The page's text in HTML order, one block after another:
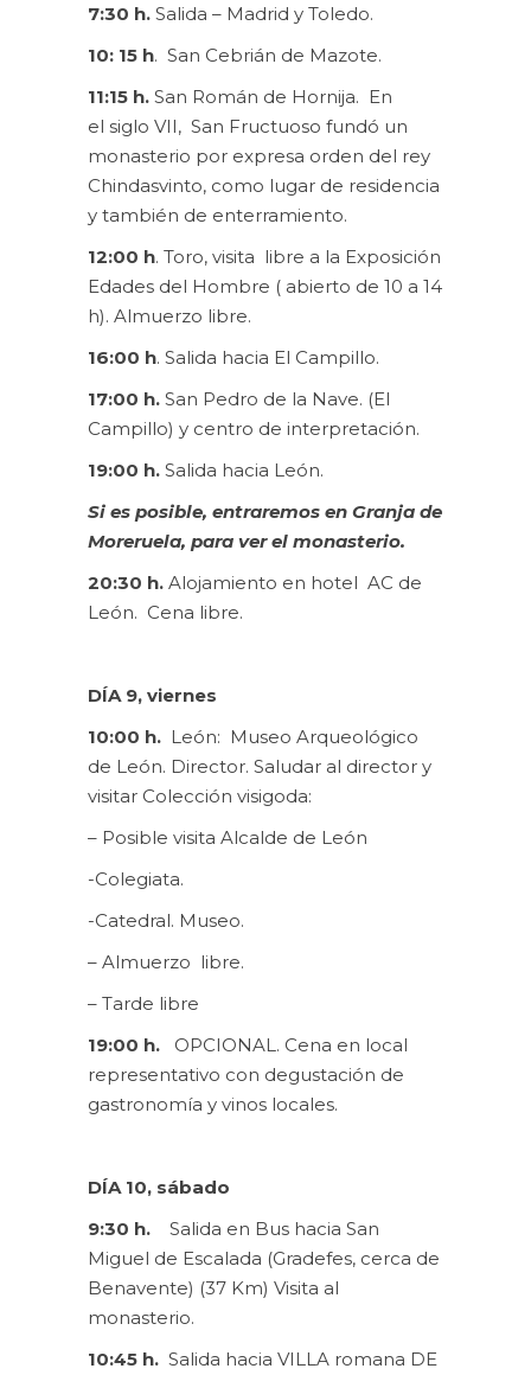
7:30 h. Salida – Madrid y Toledo.
10: 15 h. San Cebrián de Mazote.
11:15 h. San Román de Hornija. En
el siglo VII, San Fructuoso fundó un
monasterio por expresa orden del rey
Chindasvinto, como lugar de residencia
y también de enterramiento.
12:00 h. Toro, visita libre a la Exposición
Edades del Hombre ( abierto de 10 a 14
h). Almuerzo libre.
16:00 h. Salida hacia El Campillo.
17:00 h. San Pedro de la Nave. (El
Campillo) y centro de interpretación.
19:00 h. Salida hacia León.
Si es posible, entraremos en Granja de
Moreruela, para ver el monasterio.
20:30 h. Alojamiento en hotel AC de
León. Cena libre.
DÍA 9, viernes
10:00 h. León: Museo Arqueológico
de León. Director. Saludar al director y
visitar Colección visigoda:
– Posible visita Alcalde de León
-Colegiata.
-Catedral. Museo.
– Almuerzo libre.
– Tarde libre
19:00 h. OPCIONAL. Cena en local
representativo con degustación de
gastronomía y vinos locales.
DÍA 10, sábado
9:30 h. Salida en Bus hacia San
Miguel de Escalada (Gradefes, cerca de
Benavente) (37 Km) Visita al
monasterio.
10:45 h. Salida hacia VILLA romana DE